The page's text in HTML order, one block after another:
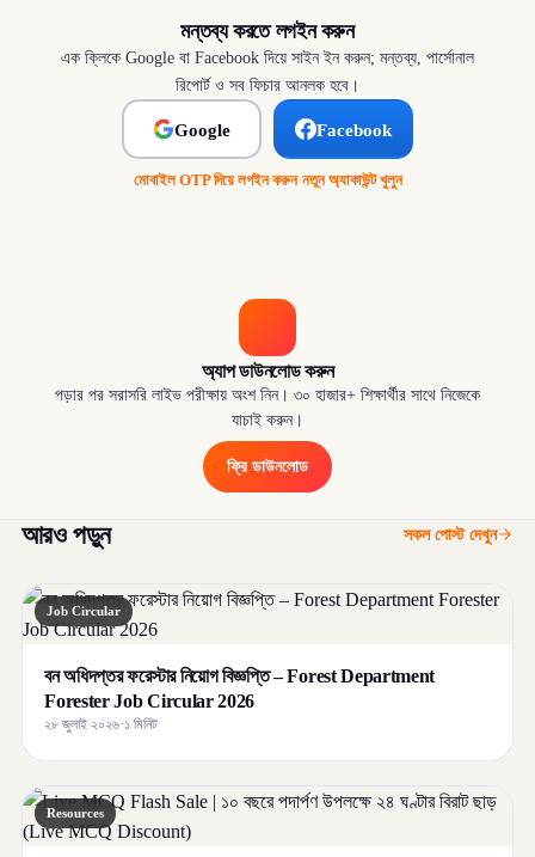
মন্তব্য করতে লগইন করুন
এক ক্লিকে Google বা Facebook দিয়ে সাইন ইন করুন; মন্তব্য, পার্সোনাল
রিপোর্ট ও সব ফিচার আনলক হবে।
Google Facebook
মোবাইল OTP দিয়ে লগইন করুন·নতুন অ্যাকাউন্ট খুলুন
অ্যাপ ডাউনলোড করুন
পড়ার পর সরাসরি লাইভ পরীক্ষায় অংশ নিন। ৩০ হাজার+ শিক্ষার্থীর সাথে নিজেকে
যাচাই করুন।
ফ্রি ডাউনলোড
আরও পড়ুন সকল পোস্ট দেখুন
Job Circular
বন অধিদপ্তর ফরেস্টার নিয়োগ বিজ্ঞপ্তি – Forest Department
Forester Job Circular 2026
২৮ জুলাই ২০২৬·১ মিনিট
Resources